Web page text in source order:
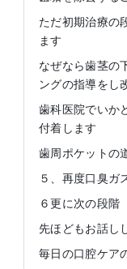
ただ初期治療の
ます
なぜなら歯茎の
ングの指導をし
歯科医院でいか
付着します
歯周ポケットの
５、再度口臭ガ
６更に次の段階
先ほどもお話し
毎日の口腔ケア